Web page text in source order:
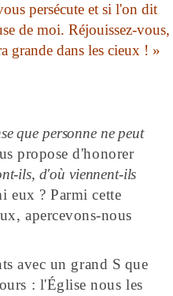
persécute et si l'on dit
de moi. Réjouissez-vous,
grande dans les cieux ! »
que personne ne peut
propose d'honorer
ils, d'où viennent-ils
eux ? Parmi cette
apercevons-nous
avec un grand S que
: l'Église nous les